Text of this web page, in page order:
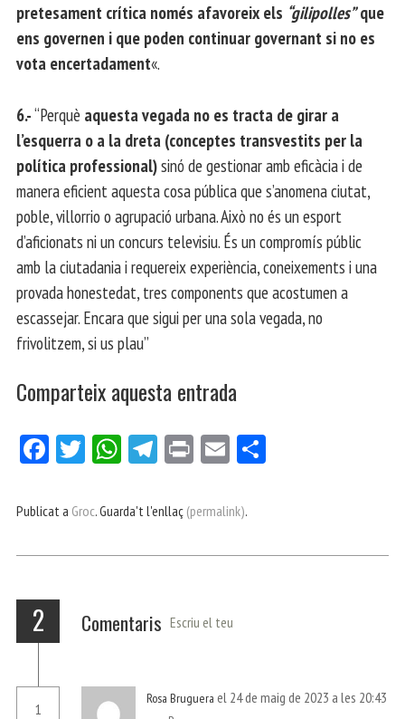
pretesament crítica només afavoreix els “gilipolles”que
ens governen i que poden continuar governant si no es
vota encertadament«.
6.-“Perquè aquesta vegada no es tracta de girar a
l’esquerra o a la dreta (conceptes transvestits per la
política professional)sinó de gestionar amb eficàcia i de
manera eficient aquesta cosa pública que s’anomena ciutat,
poble, villorrio o agrupació urbana. Això no és un esport
d’aficionats ni un concurs televisiu. És un compromís públic
amb la ciutadania i requereix experiència, coneixements i una
provada honestedat, tres components que acostumen a
escassejar. Encara que sigui per una sola vegada, no
frivolitzem, si us plau”
Comparteix aquesta entrada
Fa
bo
Tw
er
W
ts
p
Te
gr
m
Pri E
ail
ei
Publicat a Groc. Guarda't l'enllaç (permalink).
2 Comentaris Escriu el teu
1
Rosa Bruguera el 24 de maig de 2023 a les 20:43